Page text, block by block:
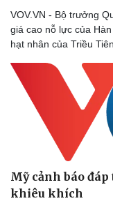
VOV.VN - Bộ trưởng
giá cao nỗ lực của
hạt nhân của Triều Tiên.
Mỹ cảnh báo
khiêu khích